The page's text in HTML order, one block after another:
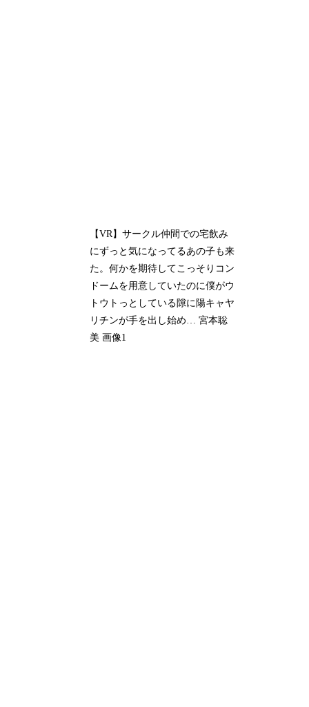
【VR】サークル仲間での宅飲み
にずっと気になってるあの子も来
た。何かを期待してこっそりコン
ドームを用意していたのに僕がウ
トウトっとしている隙に陽キャヤ
リチンが手を出し始め… 宮本聡
美 画像1